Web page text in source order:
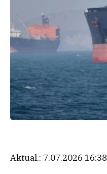
Aktual.: 7.07.2026 16:38